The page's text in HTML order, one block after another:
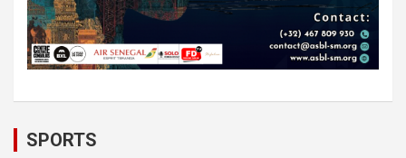
SPORTS